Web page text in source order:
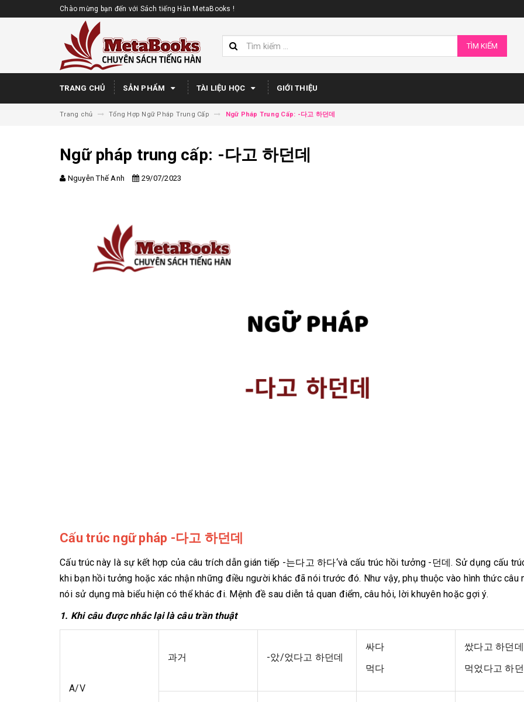
Chào mừng bạn đến với Sách tiếng Hàn MetaBooks !
TÌM KIẾM
TRANG CHỦ SẢN PHẨM TÀI LIỆU HỌC GIỚI THIỆU
Trang chủ Tổng Hợp Ngữ Pháp Trung Cấp Ngữ Pháp Trung Cấp: -다고 하던데
Ngữ pháp trung cấp: -다고 하던데
Nguyễn Thế Anh 29/07/2023
Cấu trúc ngữ pháp -다고 하던데
Cấu trúc này là sự kết hợp của câu trích dẫn gián tiếp -는다고 하다‘và cấu trúc hồi tưởng -던데. Sử dụng cấu
khi bạn hồi tưởng hoặc xác nhận những điều người khác đã nói trước đó. Như vậy, phụ thuộc vào hình thức câu
nói sử dụng mà biểu hiện có thể khác đi. Mệnh đề sau diễn tả quan điểm, câu hỏi, lời khuyên hoặc gợi ý.
1. Khi câu được nhắc lại là câu trần thuật
A/V
과거 -았/었다고 하던데
싸다
먹다
쌌다고 하던데
먹었다고 하